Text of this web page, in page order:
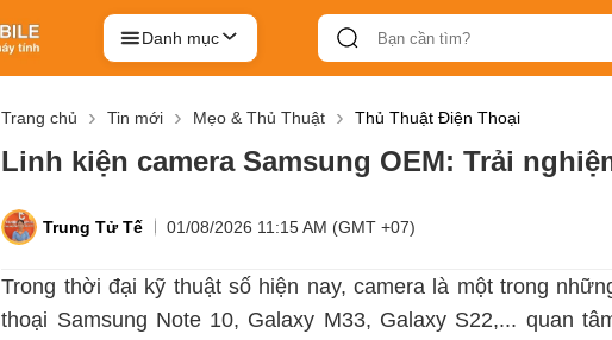
Danh mục
Trang chủ Tin mới Mẹo & Thủ Thuật Thủ Thuật Điện Thoại
Linh kiện camera Samsung OEM: Trải
Trung Tử Tế 01/08/2026 11:15 AM (GMT +07)
Trong thời đại kỹ thuật số hiện nay, camera là một trong
thoại Samsung Note 10, Galaxy M33, Galaxy S22,... quan